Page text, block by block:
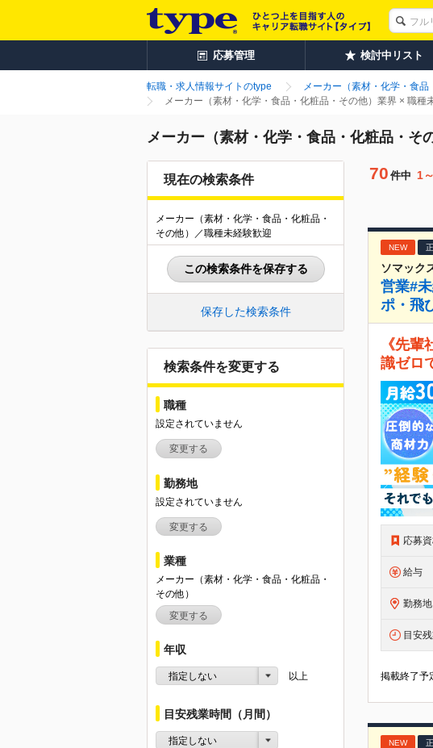
応募管理 検討中リスト
転職・求人情報サイトのtype メーカー（素材・化学・食品
メーカー（素材・化学・食品・化粧品・その他）業界 × 職種
メーカー（素材・化学・食品・化粧品・そ
現在の検索条件
メーカー（素材・化学・食品・化粧品・
その他）／職種未経験歓迎
この検索条件を保存する
保存した検索条件
検索条件を変更する
職種
設定されていません
変更する
勤務地
設定されていません
変更する
業種
メーカー（素材・化学・食品・化粧品・
その他）
変更する
年収
指定しない 以上
目安残業時間（月間）
指定しない
70 件中 1
NEW
ソマック
営業#
ポ・飛
《先
識ゼロ
応募
給与
勤務地
目安
掲載終了予
NEW